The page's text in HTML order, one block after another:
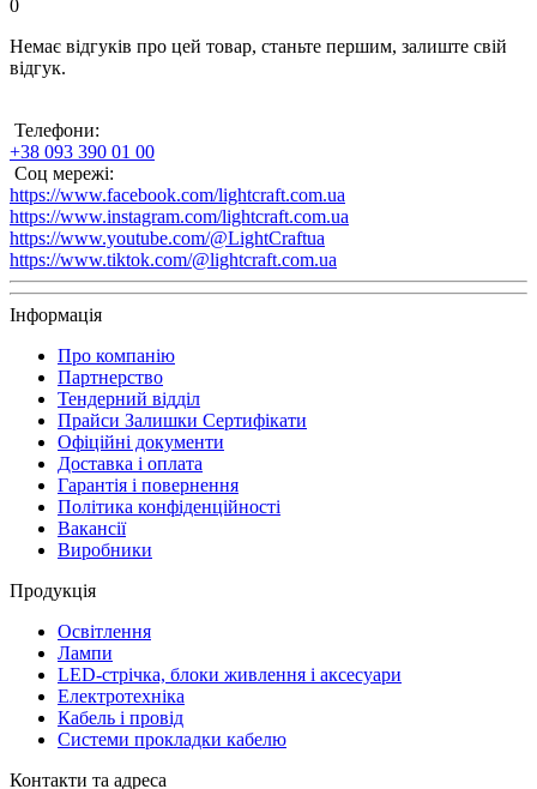
0
Немає відгуків про цей товар, станьте першим, залиште свій
відгук.
Телефони:
+38 093 390 01 00
Соц мережі:
https://www.facebook.com/lightcraft.com.ua
https://www.instagram.com/lightcraft.com.ua
https://www.youtube.com/@LightCraftua
https://www.tiktok.com/@lightcraft.com.ua
Інформація
Про компанію
Партнерство
Тендерний відділ
Прайси Залишки Сертифікати
Офіційні документи
Доставка і оплата
Гарантія і повернення
Політика конфіденційності
Вакансії
Виробники
Продукція
Освітлення
Лампи
LED-стрічка, блоки живлення і аксесуари
Електротехніка
Кабель і провід
Системи прокладки кабелю
Контакти та адреса